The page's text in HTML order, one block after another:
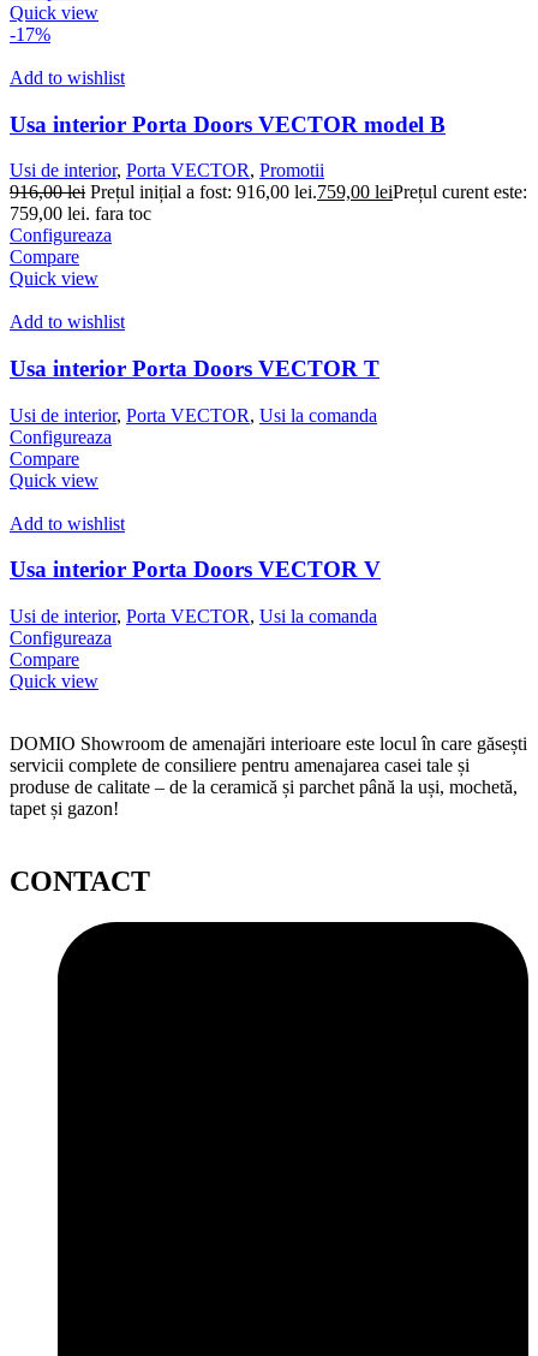
Quick view
-17%
Add to wishlist
Usa interior Porta Doors VECTOR model B
Usi de interior, Porta VECTOR, Promotii
916,00lei Prețul inițial a fost: 916,00 lei.759,00 leiPrețul curent este:
759,00 lei. fara toc
Configureaza
Compare
Quick view
Add to wishlist
Usa interior Porta Doors VECTOR T
Usi de interior, Porta VECTOR, Usi la comanda
Configureaza
Compare
Quick view
Add to wishlist
Usa interior Porta Doors VECTOR V
Usi de interior, Porta VECTOR, Usi la comanda
Configureaza
Compare
Quick view
DOMIO Showroom de amenajări interioare este locul în care găsești
servicii complete de consiliere pentru amenajarea casei tale și
produse de calitate – de la ceramică și parchet până la uși, mochetă,
tapet și gazon!
CONTACT